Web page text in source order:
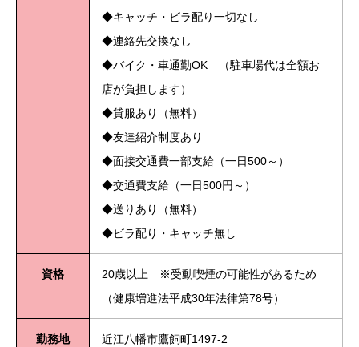
◆キャッチ・ビラ配り一切なし
◆連絡先交換なし
◆バイク・車通勤OK （駐車場代は全額お
店が負担します）
◆貸服あり（無料）
◆友達紹介制度あり
◆面接交通費一部支給（一日500～）
◆交通費支給（一日500円～）
◆送りあり（無料）
◆ビラ配り・キャッチ無し
資格
20歳以上 ※受動喫煙の可能性があるため
（健康増進法平成30年法律第78号）
勤務地
近江八幡市鷹飼町1497-2